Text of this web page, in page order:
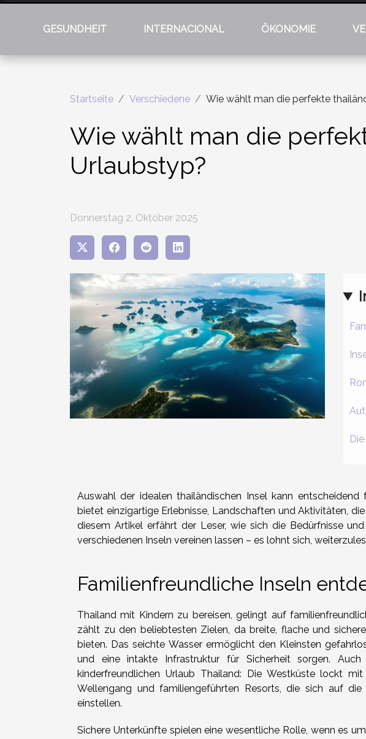
GESUNDHEIT INTERNACIONAL ÖKONOMIE
Startseite Verschiedene Wie wählt man die perfekte
Wie wählt man die
Urlaubstyp?
Donnerstag 2. Oktober 2025
Auswahl der idealen thailändischen Insel kann
bietet einzigartige Erlebnisse, Landschaften und Aktivitäten,
diesem Artikel erfährt der Leser, wie sich die Bedürfnisse
verschiedenen Inseln vereinen lassen – es lohnt sich,
Familienfreundliche Inseln
Thailand mit Kindern zu bereisen, gelingt auf
zählt zu den beliebtesten Zielen, da breite, flache und
bieten. Das seichte Wasser ermöglicht den Kleinsten
und eine intakte Infrastruktur für Sicherheit sorgen.
kinderfreundlichen Urlaub Thailand: Die Westküste lockt
Wellengang und familiengeführten Resorts, die sich auf die
einstellen.
Sichere Unterkünfte spielen eine wesentliche Rolle, wenn es